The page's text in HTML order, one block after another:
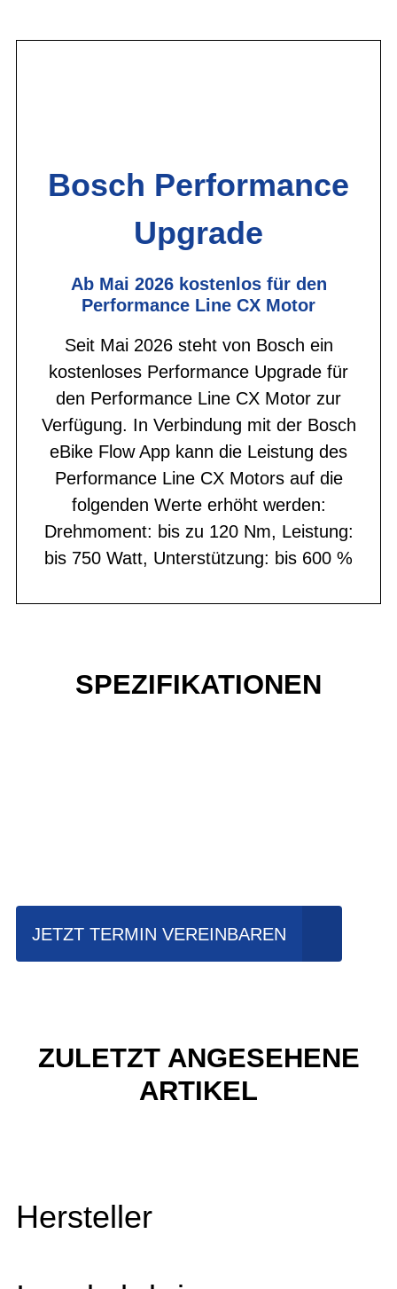
Bosch Performance
Upgrade
Ab Mai 2026 kostenlos für den
Performance Line CX Motor
Seit Mai 2026 steht von Bosch ein
kostenloses Performance Upgrade für
den Performance Line CX Motor zur
Verfügung. In Verbindung mit der Bosch
eBike Flow App kann die Leistung des
Performance Line CX Motors auf die
folgenden Werte erhöht werden:
Drehmoment: bis zu 120 Nm, Leistung:
bis 750 Watt, Unterstützung: bis 600 %
SPEZIFIKATIONEN
JETZT TERMIN VEREINBAREN
ZULETZT ANGESEHENE
ARTIKEL
Hersteller